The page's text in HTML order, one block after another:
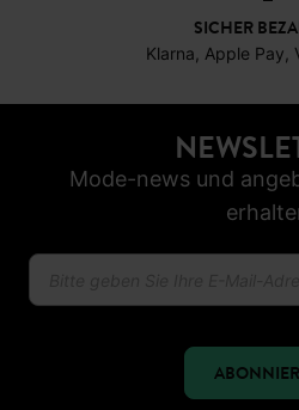
SICHER
Klarna, Apple Pay,
Mode-news und